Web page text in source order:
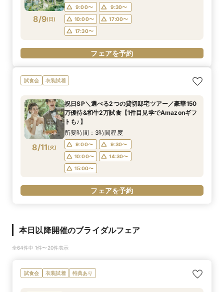
8/9(日)
9:00〜
9:30〜
10:00〜
17:00〜
17:30〜
フェアを予約
試食会 衣装試着
8/11(火)
祝日SP＼選べる2つの貸切邸宅ツアー／豪華150
万優待&和牛2万試食【1件目見学でAmazonギフ
トも♪】
所要時間：3時間程度
9:00〜
9:30〜
10:00〜
14:30〜
15:00〜
フェアを予約
本日以降開催のブライダルフェア
全64件中 1件〜20件表示
試食会 衣装試着 特典あり